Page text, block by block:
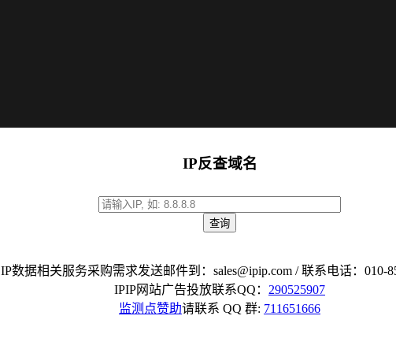
IP反查域名
查询
IP数据相关服务采购需求发送邮件到：sales@ipip.com / 联系电话：010-
IPIP网站广告投放联系QQ： 290525907
监测点赞助请联系 QQ 群: 711651666